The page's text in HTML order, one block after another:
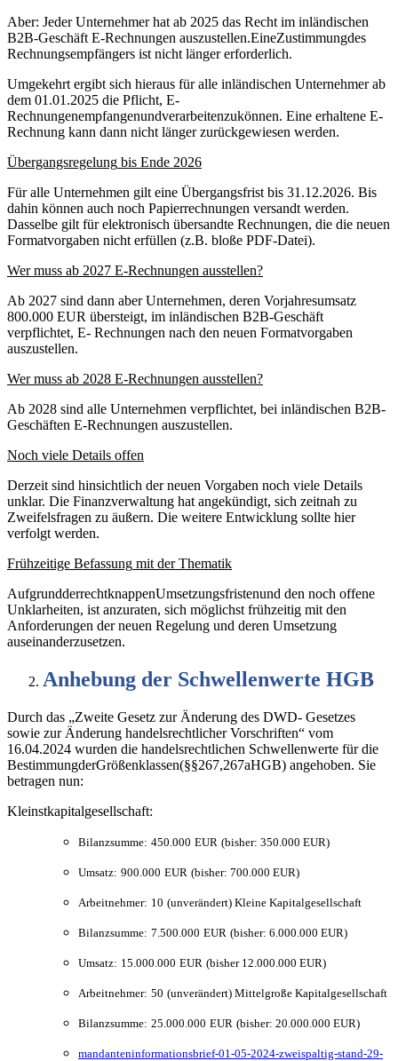
Aber: Jeder Unternehmer hat ab 2025 das Recht im inländischen
B2B‐Geschäft E‐Rechnungen auszustellen.EineZustimmungdes
Rechnungsempfängers ist nicht länger erforderlich.
Umgekehrt ergibt sich hieraus für alle inländischen Unternehmer ab
dem 01.01.2025 die Pflicht, E‐
Rechnungenempfangenundverarbeitenzukönnen. Eine erhaltene E‐
Rechnung kann dann nicht länger zurückgewiesen werden.
Übergangsregelung bis Ende 2026
Für alle Unternehmen gilt eine Übergangsfrist bis 31.12.2026. Bis
dahin können auch noch Papierrechnungen versandt werden.
Dasselbe gilt für elektronisch übersandte Rechnungen, die die neuen
Formatvorgaben nicht erfüllen (z.B. bloße PDF‐Datei).
Wer muss ab 2027 E‐Rechnungen ausstellen?
Ab 2027 sind dann aber Unternehmen, deren Vorjahresumsatz
800.000 EUR übersteigt, im inländischen B2B‐Geschäft
verpflichtet, E‐ Rechnungen nach den neuen Formatvorgaben
auszustellen.
Wer muss ab 2028 E‐Rechnungen ausstellen?
Ab 2028 sind alle Unternehmen verpflichtet, bei inländischen B2B‐
Geschäften E‐Rechnungen auszustellen.
Noch viele Details offen
Derzeit sind hinsichtlich der neuen Vorgaben noch viele Details
unklar. Die Finanzverwaltung hat angekündigt, sich zeitnah zu
Zweifelsfragen zu äußern. Die weitere Entwicklung sollte hier
verfolgt werden.
Frühzeitige Befassung mit der Thematik
AufgrundderrechtknappenUmsetzungsfristenund den noch offene
Unklarheiten, ist anzuraten, sich möglichst frühzeitig mit den
Anforderungen der neuen Regelung und deren Umsetzung
auseinanderzusetzen.
Anhebung der Schwellenwerte HGB
Durch das „Zweite Gesetz zur Änderung des DWD‐ Gesetzes
sowie zur Änderung handelsrechtlicher Vorschriften“ vom
16.04.2024 wurden die handelsrechtlichen Schwellenwerte für die
BestimmungderGrößenklassen(§§267,267aHGB) angehoben. Sie
betragen nun:
Kleinstkapitalgesellschaft:
Bilanzsumme: 450.000 EUR (bisher: 350.000 EUR)
Umsatz: 900.000 EUR (bisher: 700.000 EUR)
Arbeitnehmer: 10 (unverändert) Kleine Kapitalgesellschaft
Bilanzsumme: 7.500.000 EUR (bisher: 6.000.000 EUR)
Umsatz: 15.000.000 EUR (bisher 12.000.000 EUR)
Arbeitnehmer: 50 (unverändert) Mittelgroße Kapitalgesellschaft
Bilanzsumme: 25.000.000 EUR (bisher: 20.000.000 EUR)
mandanteninformationsbrief-01-05-2024-zweispaltig-stand-29-